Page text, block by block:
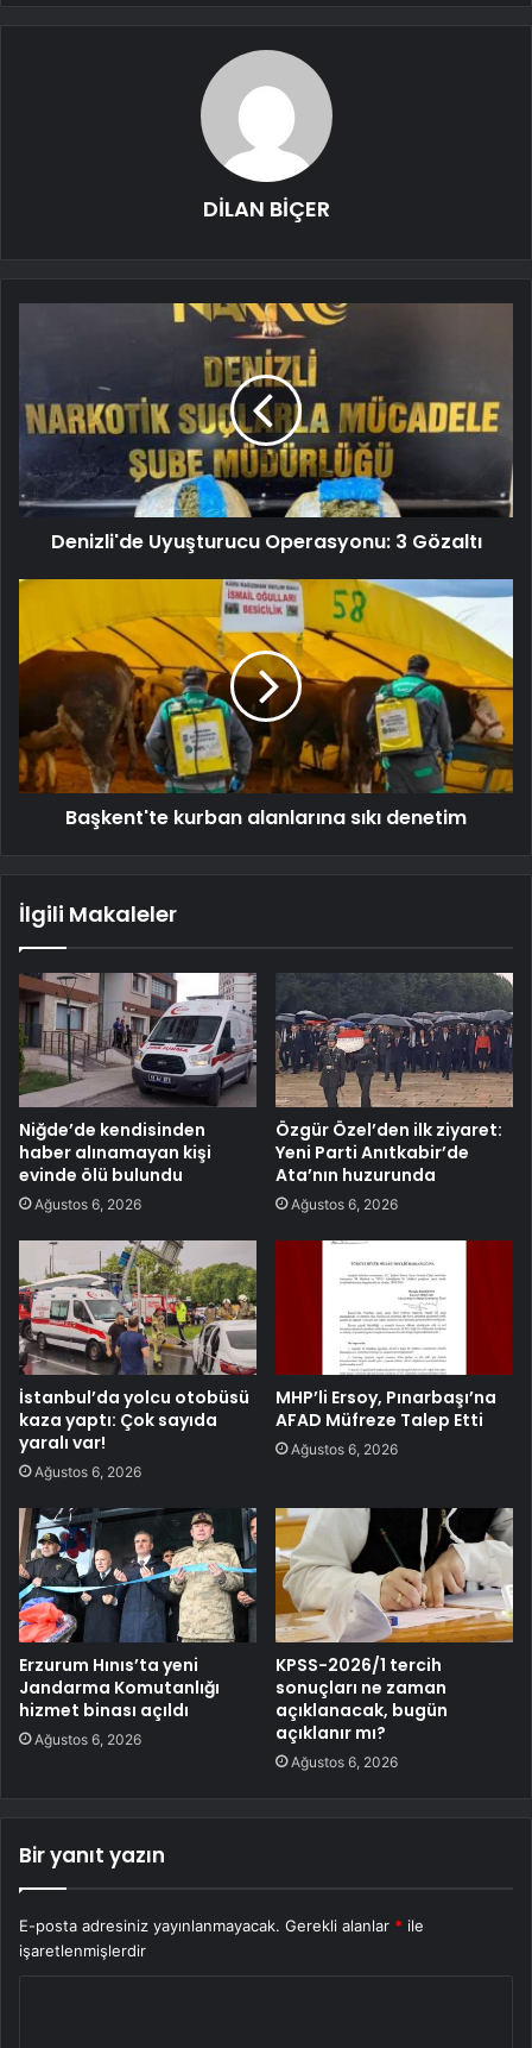
DİLAN BİÇER
Denizli'de Uyuşturucu Operasyonu: 3 Gözaltı
Başkent'te kurban alanlarına sıkı denetim
İlgili Makaleler
Niğde’de kendisinden
haber alınamayan kişi
evinde ölü bulundu
Ağustos 6, 2026
Özgür Özel’den ilk ziyaret:
Yeni Parti Anıtkabir’de
Ata’nın huzurunda
Ağustos 6, 2026
İstanbul’da yolcu otobüsü
kaza yaptı: Çok sayıda
yaralı var!
Ağustos 6, 2026
MHP’li Ersoy, Pınarbaşı’na
AFAD Müfreze Talep Etti
Ağustos 6, 2026
Erzurum Hınıs’ta yeni
Jandarma Komutanlığı
hizmet binası açıldı
Ağustos 6, 2026
KPSS-2026/1 tercih
sonuçları ne zaman
açıklanacak, bugün
açıklanır mı?
Ağustos 6, 2026
Bir yanıt yazın
E-posta adresiniz yayınlanmayacak. Gerekli alanlar * ile
işaretlenmişlerdir